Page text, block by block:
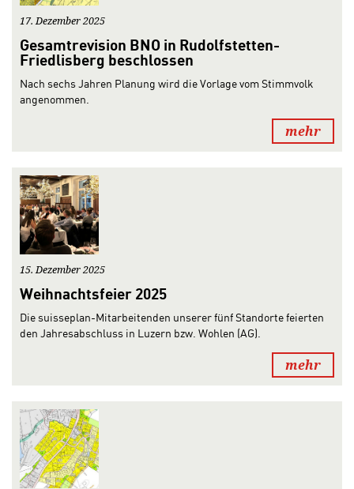
17. Dezember 2025
Gesamtrevision BNO in Rudolfstetten-
Friedlisberg beschlossen
Nach sechs Jahren Planung wird die Vorlage vom Stimmvolk
angenommen.
mehr
15. Dezember 2025
Weihnachtsfeier 2025
Die suisseplan-Mitarbeitenden unserer fünf Standorte feierten
den Jahresabschluss in Luzern bzw. Wohlen (AG).
mehr